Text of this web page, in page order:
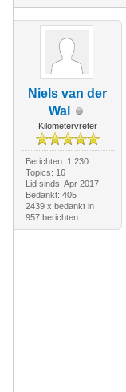
Niels van der
Wal
Kilometervreter
Berichten: 1.230
Topics: 16
Lid sinds: Apr 2017
Bedankt: 405
2439 x bedankt in
957 berichten